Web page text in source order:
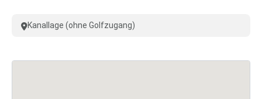
Kanallage (ohne Golfzugang)